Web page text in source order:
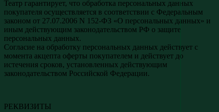
Театр гарантирует, что обработка персональных данных
покупателя осуществляется в соответствии с Федеральным
законом от 27.07.2006 N 152-ФЗ «О персональных данных» и
иным действующим законодательством РФ о защите
персональных данных.
Согласие на обработку персональных данных действует с
момента акцепта оферты покупателем и действует до
истечения сроков, установленных действующим
законодательством Российской Федерации.
РЕКВИЗИТЫ